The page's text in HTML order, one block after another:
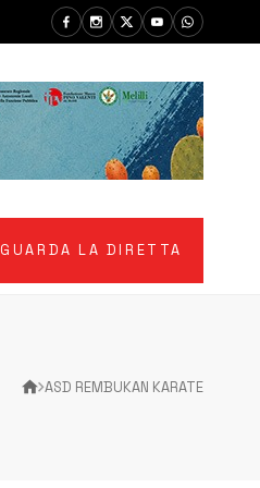
GUARDA LA DIRETTA
ASD REMBUKAN KARATE